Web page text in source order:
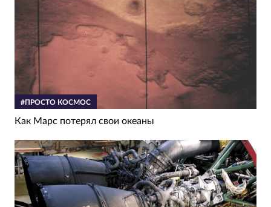
#ПРОСТО КОСМОС
Как Марс потерял свои океаны